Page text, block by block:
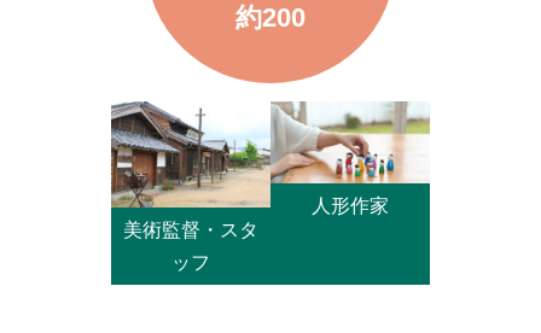
約200
美術監督・スタ
ッフ
人形作家